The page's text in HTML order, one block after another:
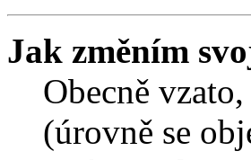
Jak změním
Obecně
(úrovně se